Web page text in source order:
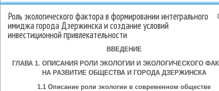
Роль экологического фактора в формировании интегрального
имиджа города Дзержинска и создание условий
инвестиционной привлекательности
ВВЕДЕНИЕ
ГЛАВА 1. ОПИСАНИЯ РОЛИ ЭКОЛОГИИ И ЭКОЛОГИЧЕСКОГО
НА РАЗВИТИЕ ОБЩЕСТВА И ГОРОДА ДЗЕРЖИНСКА
1.1 Описание роли экологии в современном обществе